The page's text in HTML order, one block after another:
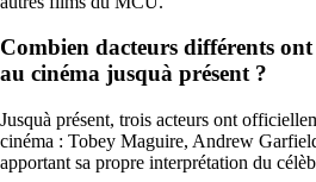
Combien dacteurs différents
au cinéma jusquà présent ?
Jusquà présent, trois acteurs ont
cinéma : Tobey Maguire, Andrew
apportant sa propre interprétation du